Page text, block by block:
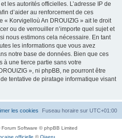
les autorités officielles. L’adresse IP de
d’aider au renforcement de ces
« Korvigelloù An DROUIZIG » ait le droit
ou de verrouiller n’importe quel sujet et
nous estimons cela nécessaire. En tant
les informations que vous avez
notre base de données. Bien que ces
à une tierce partie sans votre
», ni phpBB, ne pourront être
tentative de piratage informatique visant
Fuseau horaire sur UTC+01:00
les cookies
Forum Software © phpBB Limited
officielle ©Qiaeru